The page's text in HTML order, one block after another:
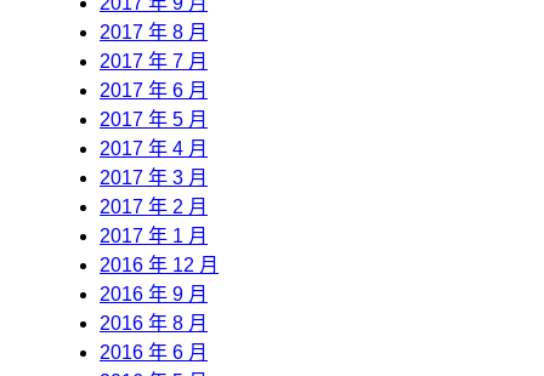
2017 年 8 月
2017 年 7 月
2017 年 6 月
2017 年 5 月
2017 年 4 月
2017 年 3 月
2017 年 2 月
2017 年 1 月
2016 年 12 月
2016 年 9 月
2016 年 8 月
2016 年 6 月